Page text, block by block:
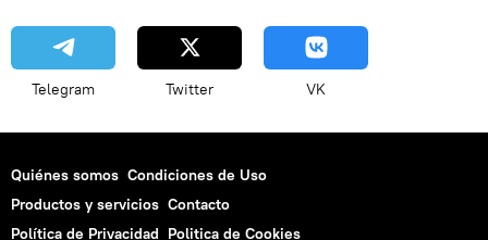
Telegram Twitter VK
Quiénes somos Condiciones de Uso
Productos y servicios Contacto
Política de Privacidad Politica de Cookies